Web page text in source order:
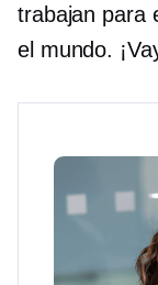
trabajan para
el mundo.